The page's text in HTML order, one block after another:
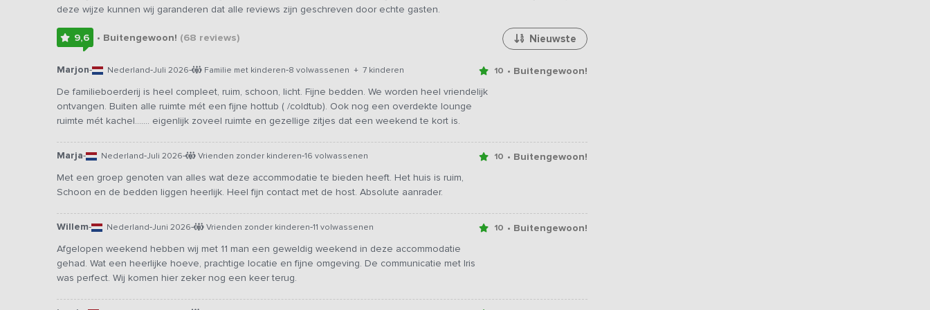
deze wijze kunnen wij garanderen dat alle reviews zijn geschreven door echte gasten.
9,6 • Buitengewoon! (68 reviews) Nieuwste
Marjon- Nederland-Juli 2026- Familie met kinderen-8 volwassenen + 7 kinderen 10 • Buitengewoon!
De familieboerderij is heel compleet, ruim, schoon, licht. Fijne bedden. We worden heel vriendelijk
ontvangen. Buiten alle ruimte mét een fijne hottub ( /coldtub). Ook nog een overdekte lounge
ruimte mét kachel….... eigenlijk zoveel ruimte en gezellige zitjes dat een weekend te kort is.
Marja- Nederland-Juli 2026- Vrienden zonder kinderen-16 volwassenen 10 • Buitengewoon!
Met een groep genoten van alles wat deze accommodatie te bieden heeft. Het huis is ruim,
Schoon en de bedden liggen heerlijk. Heel fijn contact met de host. Absolute aanrader.
Willem- Nederland-Juni 2026- Vrienden zonder kinderen-11 volwassenen 10 • Buitengewoon!
Afgelopen weekend hebben wij met 11 man een geweldig weekend in deze accommodatie
gehad. Wat een heerlijke hoeve, prachtige locatie en fijne omgeving. De communicatie met Iris
was perfect. Wij komen hier zeker nog een keer terug.